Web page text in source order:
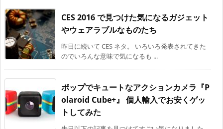
CES 2016 で見つけた気になるガジェット
やウェアラブルなものたち
昨日に続いて CES ネタ。 いろいろ発表されてきた
のでいろんな意味で気になるも ...
ポップでキュートなアクションカメラ『P
olaroid Cube+』 個人輸入でお安くゲッ
トしてみた